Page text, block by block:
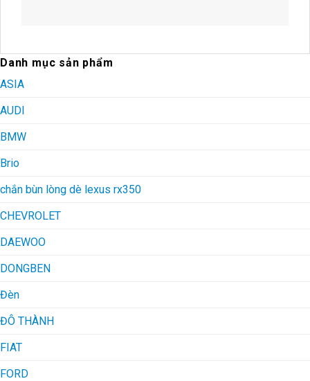
Danh mục sản phẩm
ASIA
AUDI
BMW
Brio
chắn bùn lòng dè lexus rx350
CHEVROLET
DAEWOO
DONGBEN
Đèn
ĐÔ THÀNH
FIAT
FORD